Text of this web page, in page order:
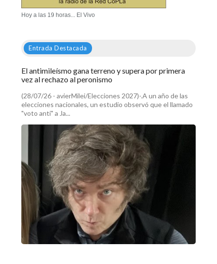
Hoy a las 19 horas... El Vivo
Entrada Destacada
El antimileísmo gana terreno y supera por primera
vez al rechazo al peronismo
(28/07/26 - avierMilei/Elecciones 2027)-.A un año de las
elecciones nacionales, un estudio observó que el llamado
"voto anti" a Ja...